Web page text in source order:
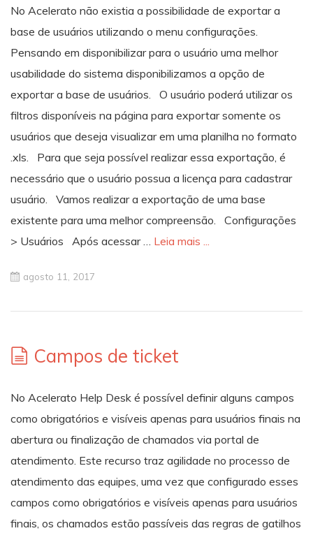
No Acelerato não existia a possibilidade de exportar a
base de usuários utilizando o menu configurações.
Pensando em disponibilizar para o usuário uma melhor
usabilidade do sistema disponibilizamos a opção de
exportar a base de usuários. O usuário poderá utilizar os
filtros disponíveis na página para exportar somente os
usuários que deseja visualizar em uma planilha no formato
.xls. Para que seja possível realizar essa exportação, é
necessário que o usuário possua a licença para cadastrar
usuário. Vamos realizar a exportação de uma base
existente para uma melhor compreensão. Configurações
> Usuários Após acessar … Leia mais ...
agosto 11, 2017
Campos de ticket
No Acelerato Help Desk é possível definir alguns campos
como obrigatórios e visíveis apenas para usuários finais na
abertura ou finalização de chamados via portal de
atendimento. Este recurso traz agilidade no processo de
atendimento das equipes, uma vez que configurado esses
campos como obrigatórios e visíveis apenas para usuários
finais, os chamados estão passíveis das regras de gatilhos